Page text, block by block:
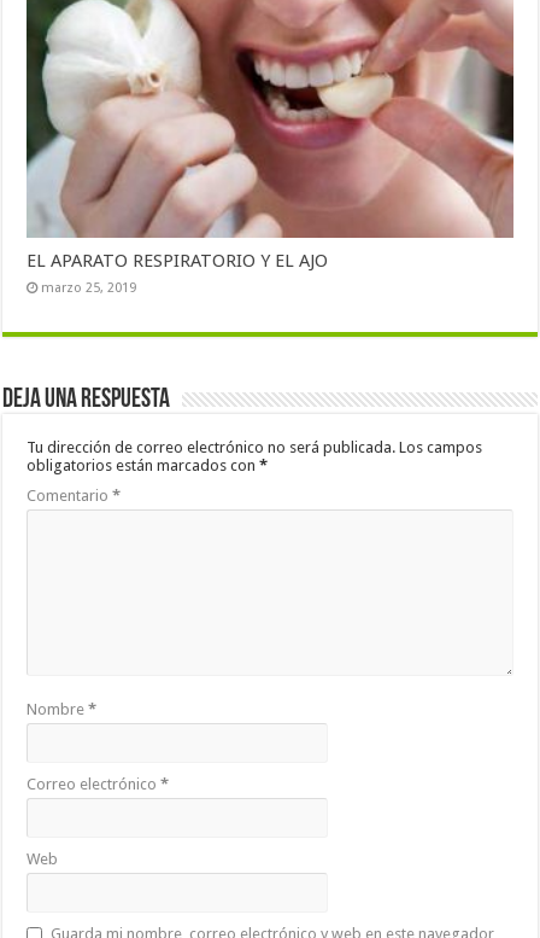
EL APARATO RESPIRATORIO Y EL AJO
marzo 25, 2019
Deja una respuesta
Tu dirección de correo electrónico no será publicada. Los campos
obligatorios están marcados con*
Comentario*
Nombre*
Correo electrónico*
Web
Guarda mi nombre, correo electrónico y web en este navegador